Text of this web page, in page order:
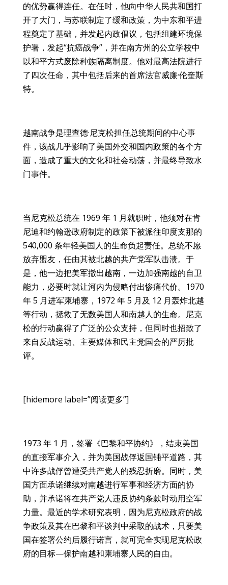
的优势赢得连任。在任时，他向中华人民共和国打
开了大门，与苏联制定了缓和政策，为中东和平进
程奠定了基础，并发起内政倡议，包括组建环境保
护署，发起“抗癌战争”，并在南方州的公立学校中
以和平方式废除种族隔离制度。他对最高法院进行
了四次任命，其中包括后来的首席法官威廉·伦奎斯
特。
越南战争是理查德·尼克松担任总统期间的中心事
件，该战几乎影响了美国外交和国内政策的各个方
面，造成了重大的文化和社会动荡，并最终导致水
门事件。
当尼克松总统在 1969 年 1 月就职时，他须对在肯
尼迪和约翰逊政府制定的政策下被派往印度支那的
540,000 条年轻美国人的生命负起责任。总统不愿
放弃盟友，任由其被北越的共产党军队击溃。于
是，他一边把美军撤出越南，一边加强南越的自卫
能力，必要时就让河内为侵略付出惨痛代价。1970
年 5 月进军柬埔寨，1972 年 5 月及 12 月轰炸北越
等行动，拯救了无数美国人和南越人的生命。尼克
松的行动赢得了广泛的公众支持，但同时也招致了
来自反战运动、主要媒体和民主党国会的严厉批
评。
[hidemore label=”阅读更多”]
1973 年 1 月，签署《巴黎和平协约》，结束美国
的直接军事介入，并为美国战俘返国铺平道路，其
中许多战俘曾遭受共产党人的残忍折磨。同时，美
国方面承诺继续对南越进行军事和经济方面的协
助，并承诺将在共产党人违反协约条款时动用空军
力量。最近的学术研究表明，因为尼克松政府的战
争政策及其在巴黎和平谈判中采取的战术，只要美
国在签署公约后履行诺言，就可完全实现尼克松政
府的目标—保护南越和柬埔寨人民的自由。